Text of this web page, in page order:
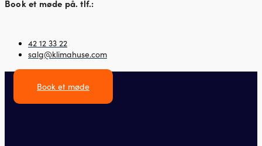
Book et møde på. tlf.:
42 12 33 22
salg@klimahuse.com
Book et møde